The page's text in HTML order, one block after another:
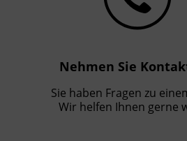
Nehmen Sie
Sie haben Fragen zu
Wir helfen Ihnen gerne